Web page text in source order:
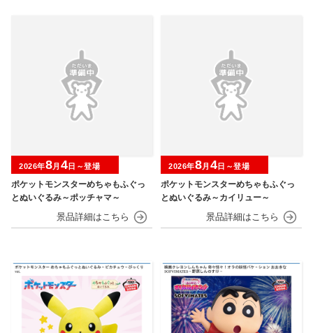
ポケットモンスターめちゃもふぐっ
とぬいぐるみ～ポッチャマ～
2026年8月 4日～登場
ポケットモンスターめちゃもふぐっ
とぬいぐるみ～カイリュー～
2026年8月 4日～登場